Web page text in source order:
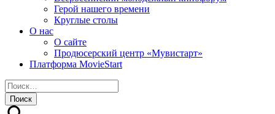
Герой нашего времени
Круглые столы
О нас
О сайте
Продюсерский центр «Мувистарт»
Платформа MovieStart